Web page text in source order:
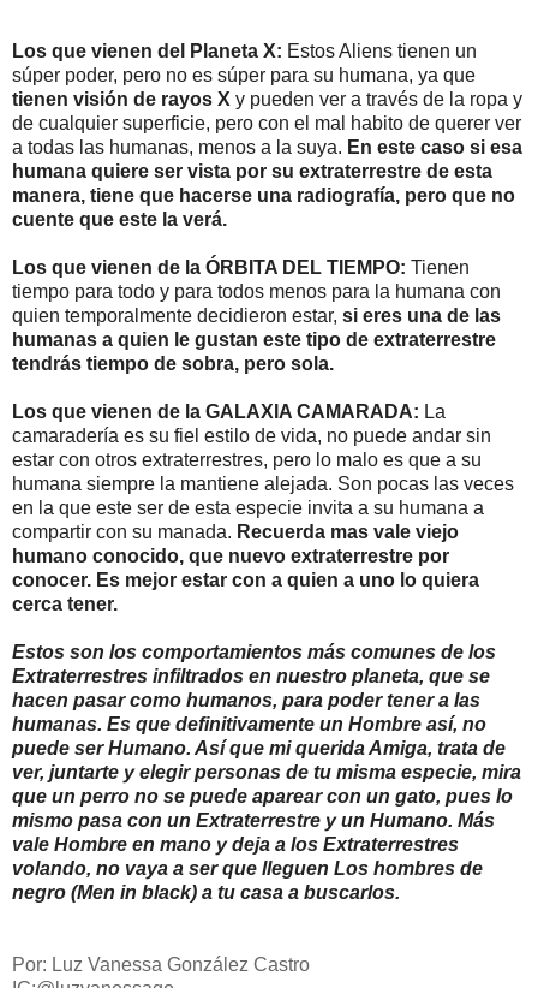
Los que vienen del Planeta X: Estos Aliens tienen un
súper poder, pero no es súper para su humana, ya que
tienen visión de rayos X y pueden ver a través de la ropa y
de cualquier superficie, pero con el mal habito de querer ver
a todas las humanas, menos a la suya. En este caso si esa
humana quiere ser vista por su extraterrestre de esta
manera, tiene que hacerse una radiografía, pero que no
cuente que este la verá.
Los que vienen de la ÓRBITA DEL TIEMPO: Tienen
tiempo para todo y para todos menos para la humana con
quien temporalmente decidieron estar, si eres una de las
humanas a quien le gustan este tipo de extraterrestre
tendrás tiempo de sobra, pero sola.
Los que vienen de la GALAXIA CAMARADA: La
camaradería es su fiel estilo de vida, no puede andar sin
estar con otros extraterrestres, pero lo malo es que a su
humana siempre la mantiene alejada. Son pocas las veces
en la que este ser de esta especie invita a su humana a
compartir con su manada. Recuerda mas vale viejo
humano conocido, que nuevo extraterrestre por
conocer. Es mejor estar con a quien a uno lo quiera
cerca tener.
Estos son los comportamientos más comunes de los
Extraterrestres infiltrados en nuestro planeta, que se
hacen pasar como humanos, para poder tener a las
humanas. Es que definitivamente un Hombre así, no
puede ser Humano. Así que mi querida Amiga, trata de
ver, juntarte y elegir personas de tu misma especie, mira
que un perro no se puede aparear con un gato, pues lo
mismo pasa con un Extraterrestre y un Humano. Más
vale Hombre en mano y deja a los Extraterrestres
volando, no vaya a ser que lleguen Los hombres de
negro (Men in black) a tu casa a buscarlos.
Por: Luz Vanessa González Castro